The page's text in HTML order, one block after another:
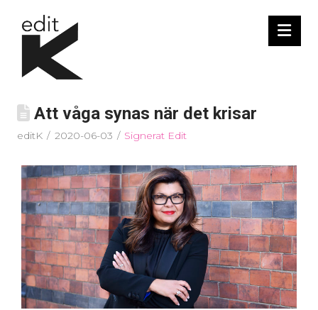
Att våga synas när det krisar
editK 2020-06-03 Signerat Edit